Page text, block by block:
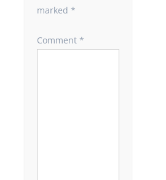
marked *
Comment *